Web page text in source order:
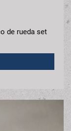
de rueda set